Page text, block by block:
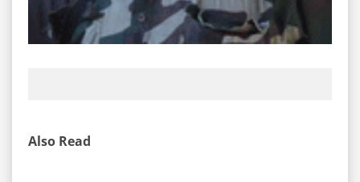
Also Read